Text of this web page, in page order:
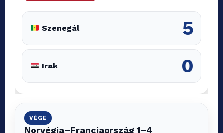
Szenegál 5
Irak 0
VÉGE
Norvégia–Franciaország 1–4